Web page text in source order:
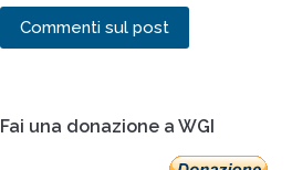
Commenti sul post
Fai una donazione a WGI